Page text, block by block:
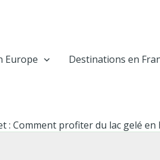
Europe Destinations en
: Comment profiter du lac gelé en